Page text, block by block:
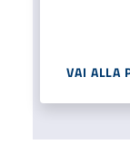
VAI ALLA